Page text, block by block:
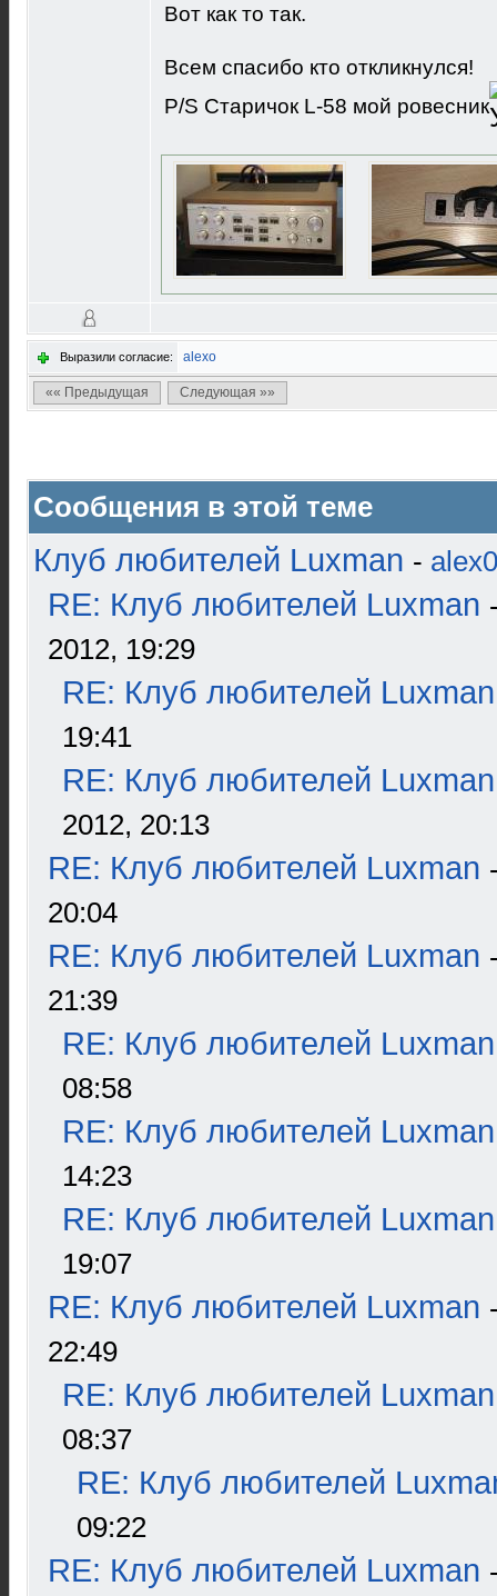
Вот как то так.
Всем спасибо кто откликнулся!
P/S Старичок L-58 мой ровесник
Выразили согласие: alexo
«« Предыдущая Следующая »»
Сообщения в этой теме
Клуб любителей Luxman -
RE: Клуб любителей Luxman
2012, 19:29
RE: Клуб любителей Luxman
19:41
RE: Клуб любителей Luxman
2012, 20:13
RE: Клуб любителей Luxman
20:04
RE: Клуб любителей Luxman
21:39
RE: Клуб любителей Luxman
08:58
RE: Клуб любителей Luxman
14:23
RE: Клуб любителей Luxman
19:07
RE: Клуб любителей Luxman
22:49
RE: Клуб любителей Luxman
08:37
RE: Клуб любителей
09:22
RE: Клуб любителей Luxman